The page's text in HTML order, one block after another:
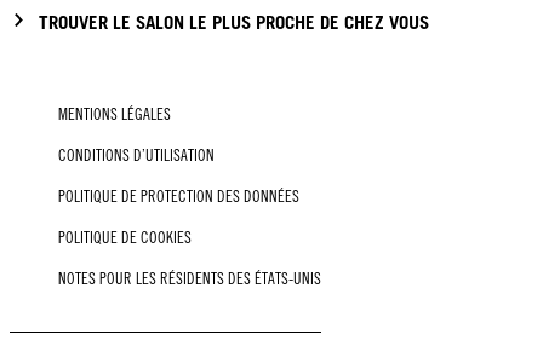
TROUVER LE SALON LE PLUS PROCHE DE CHEZ VOUS
MENTIONS LÉGALES
CONDITIONS D’UTILISATION
POLITIQUE DE PROTECTION DES DONNÉES
POLITIQUE DE COOKIES
NOTES POUR LES RÉSIDENTS DES ÉTATS-UNIS